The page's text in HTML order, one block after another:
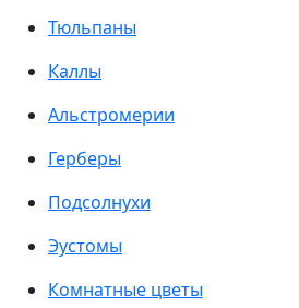
Тюльпаны
Каллы
Альстромерии
Герберы
Подсолнухи
Эустомы
Комнатные цветы